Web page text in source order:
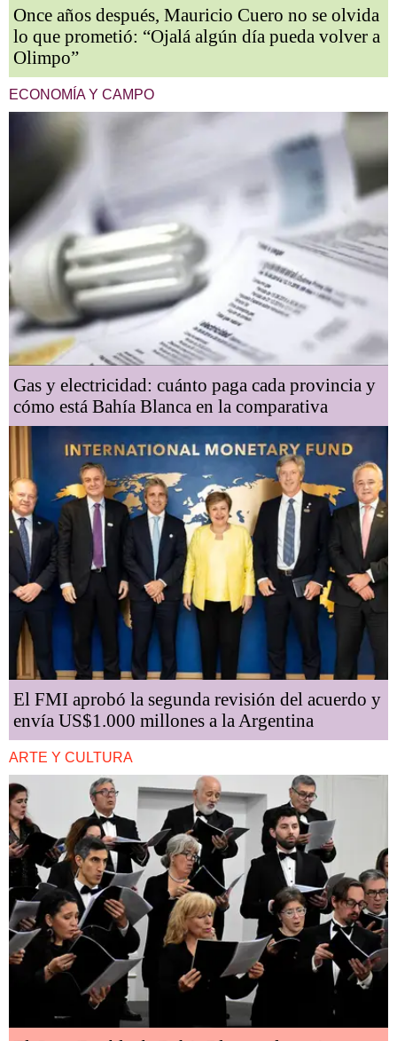
Once años después, Mauricio Cuero no se olvida
lo que prometió: “Ojalá algún día pueda volver a
Olimpo”
ECONOMÍA Y CAMPO
Gas y electricidad: cuánto paga cada provincia y
cómo está Bahía Blanca en la comparativa
El FMI aprobó la segunda revisión del acuerdo y
envía US$1.000 millones a la Argentina
ARTE Y CULTURA